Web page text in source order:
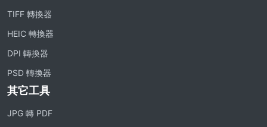
TIFF 轉換器
HEIC 轉換器
DPI 轉換器
PSD 轉換器
其它工具
JPG 轉 PDF